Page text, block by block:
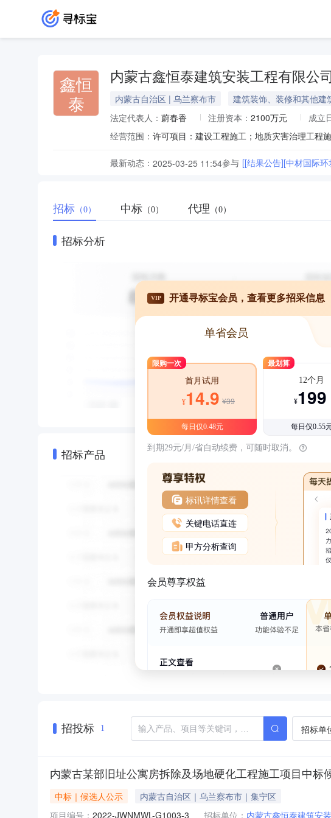
鑫恒
泰
内蒙古鑫恒泰建筑安装工程有限公司
内蒙古自治区 | 乌兰察布市 建筑装饰、装修和其他建
法定代表人： 蔚春香 注册资本： 2100万元 成立
经营范围：
最新动态： 2025-03-25 11:54参与 [[结果公告][中材国际
招标 （0） 中标 （0） 代理 （0）
招标分析
招标产品
VIP 开通寻标宝会员，查看更多招采信息
单省会员
限购一次
首月试用
¥14.9 ¥39
每日仅0.48元
最划算
12个月
¥199
每日仅0.55
到期29元/月/省自动续费，可随时取消。
标讯详情查看
关键电话直连
甲方分析查询
会员尊享权益
招投标 1 招标单
内蒙古某部旧址公寓房拆除及场地硬化工程施工项目中标
中标｜候选人公示
内蒙古自治区｜乌兰察布市｜集宁区
项目编号： 2022-JWNMWL-G1003-3 招标单位： 内蒙古鑫恒泰建筑安